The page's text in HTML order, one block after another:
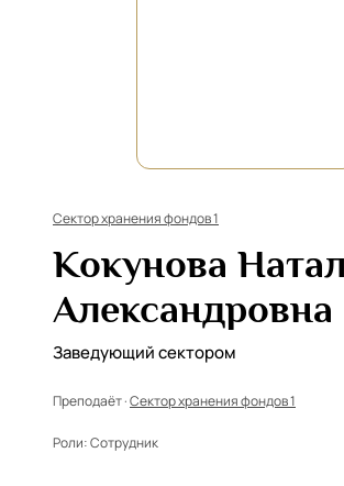
Сектор хранения фондов 1
Кокунова
Александровна
Заведующий сектором
Преподаёт ·Сектор хранения фондов 1
Роли:Сотрудник